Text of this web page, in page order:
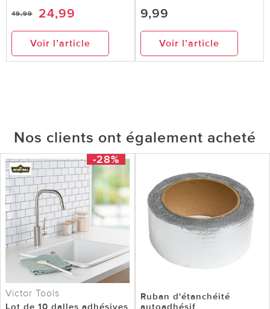
49,99 24,99
Voir l’article
9,99
Voir l’article
Nos clients ont également acheté
-28%
Victor Tools
Lot de 10 dalles adhésives
Ruban d'étanchéité
autoadhésif